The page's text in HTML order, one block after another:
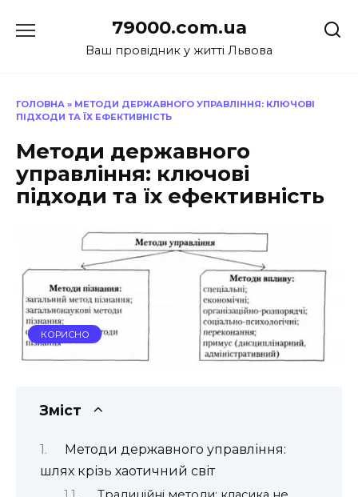
до
79000.com.ua
Ваш провідник у житті Львова
ГОЛОВНА » МЕТОДИ ДЕРЖАВНОГО УПРАВЛІННЯ: КЛЮЧОВІ
ПІДХОДИ ТА ЇХ ЕФЕКТИВНІСТЬ
Методи державного
управління: ключові
підходи та їх ефективність
КОРИСНО
Зміст
Методи державного управління:
шлях крізь хаотичний світ